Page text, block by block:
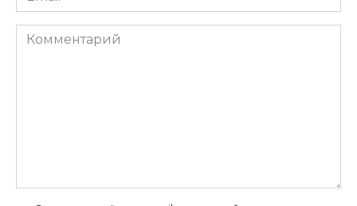
*
Комментарий